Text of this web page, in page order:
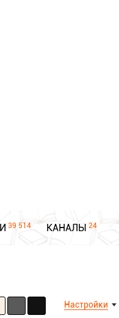
39 514 КАНАЛЫ 24
Настройки